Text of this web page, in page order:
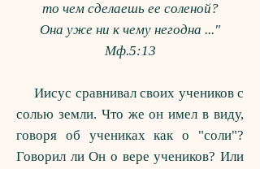
то чем сделаешь ее соленой?
Она уже ни к чему негодна ..."
Мф.5:13
Иисус сравнивал своих учеников с
солью земли. Что же он имел в виду,
говоря об учениках как о "соли"?
Говорил ли Он о вере учеников? Или